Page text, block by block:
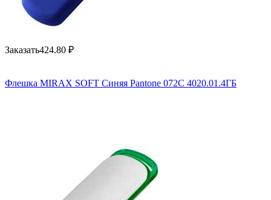
Заказать424.80 ₽
Флешка MIRAX SOFT Синяя Pantone 072C 4020.01.4ГБ